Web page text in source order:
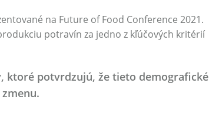
na Future of Food Conference 2021.
potravín za jedno z kľúčových kritérií
ktoré potvrdzujú, že tieto demografické